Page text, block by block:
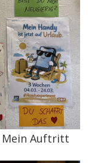
Mein Auftritt